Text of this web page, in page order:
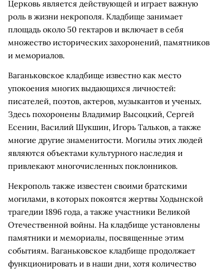
Церковь является действующей и играет важную
роль в жизни некрополя. Кладбище занимает
площадь около 50 гектаров и включает в себя
множество исторических захоронений, памятников
и мемориалов.
Ваганьковское кладбище известно как место
упокоения многих выдающихся личностей:
писателей, поэтов, актеров, музыкантов и ученых.
Здесь похоронены Владимир Высоцкий, Сергей
Есенин, Василий Шукшин, Игорь Тальков, а также
многие другие знаменитости. Могилы этих людей
являются объектами культурного наследия и
привлекают многочисленных поклонников.
Некрополь также известен своими братскими
могилами, в которых покоятся жертвы Ходынской
трагедии 1896 года, а также участники Великой
Отечественной войны. На кладбище установлены
памятники и мемориалы, посвященные этим
событиям. Ваганьковское кладбище продолжает
функционировать и в наши дни, хотя количество